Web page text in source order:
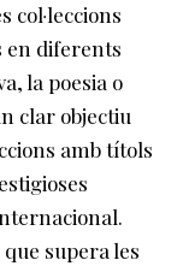
col·leccions
en diferents
la poesia o
clar objectiu
amb títols
supera les